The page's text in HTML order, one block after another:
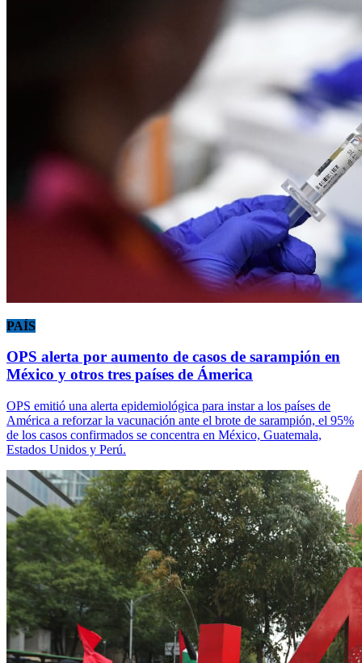
PAÍS
OPS alerta por aumento de casos de sarampión en
México y otros tres países de Ámerica
OPS emitió una alerta epidemiológica para instar a los países de
América a reforzar la vacunación ante el brote de sarampión, el 95%
de los casos confirmados se concentra en México, Guatemala,
Estados Unidos y Perú.